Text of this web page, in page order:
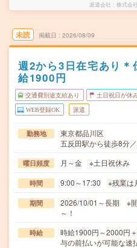
派遣会社 株式会
未読 掲載日 2026/08/09
週2から3日在宅あり
給1900円
交通費別途支給あり 土日祝日が休
WEB登録OK 派遣
勤務地
東京都品川区
五反田駅から徒歩8分
曜日頻度 月～金 ※土日祝休み
時間 9:00～17:30 ※残業は
期間
2026/10/01～長期 ※
～！
時給
時給1900円～2000
与の前払いが可能な速